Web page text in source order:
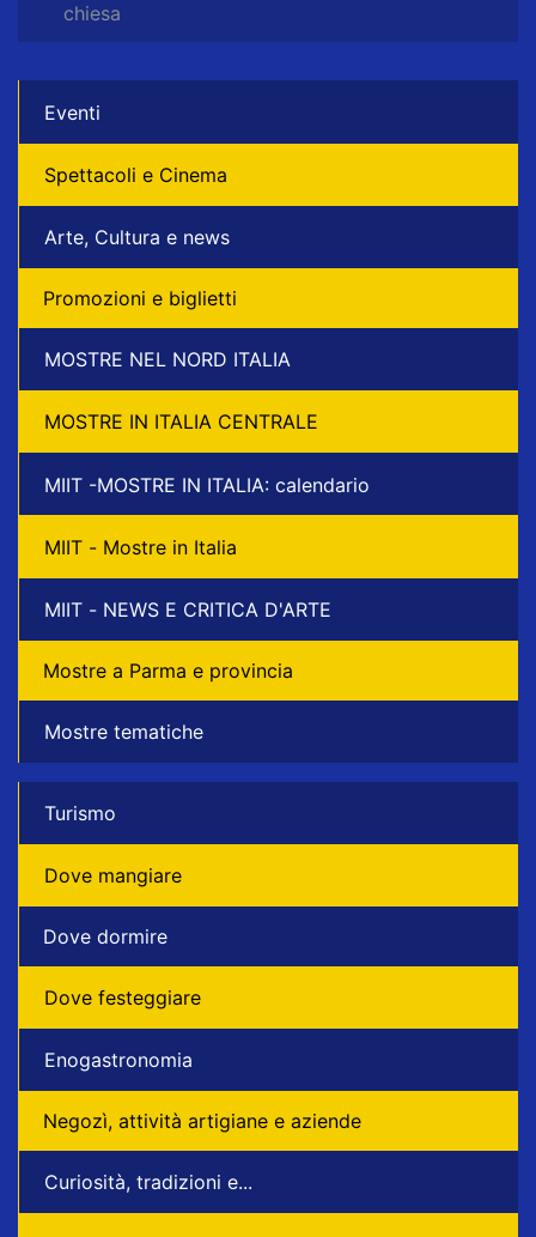
chiesa
Eventi
Spettacoli e Cinema
Arte, Cultura e news
Promozioni e biglietti
MOSTRE NEL NORD ITALIA
MOSTRE IN ITALIA CENTRALE
MIIT -MOSTRE IN ITALIA: calendario
MIIT - Mostre in Italia
MIIT - NEWS E CRITICA D'ARTE
Mostre a Parma e provincia
Mostre tematiche
Turismo
Dove mangiare
Dove dormire
Dove festeggiare
Enogastronomia
Negozì, attività artigiane e aziende
Curiosità, tradizioni e...